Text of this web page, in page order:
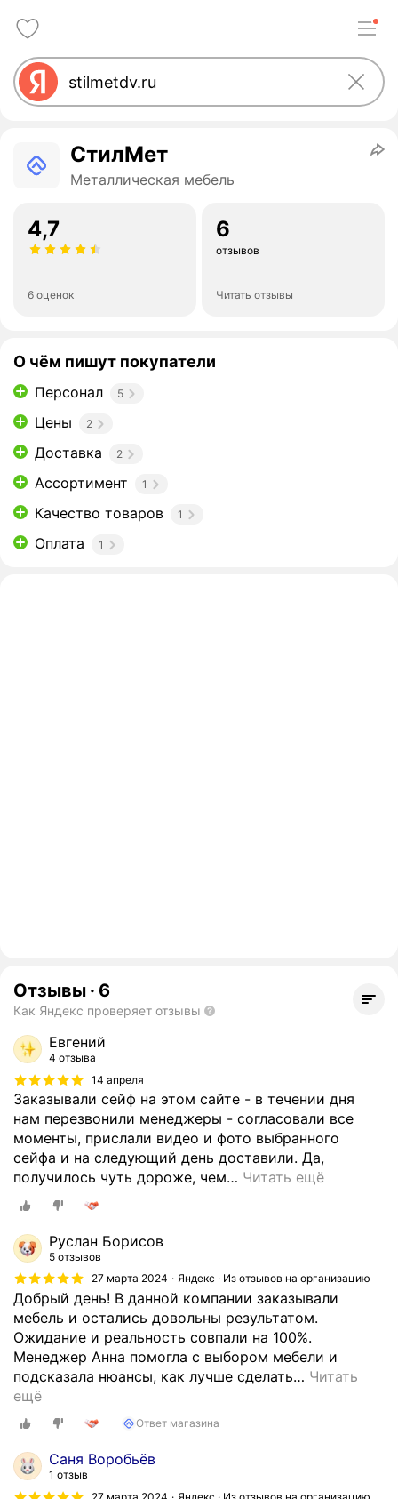
СтилМет
Металлическая мебель
4,7
6 оценок
6
отзывов
Читать отзывы
О чём пишут покупатели
Персонал 5
Цены 2
Доставка 2
Ассортимент 1
Качество товаров 1
Оплата 1
Отзывы · 6
Как Яндекс проверяет отзывы
Евгений
4 отзыва
14 апреля
Заказывали сейф на этом сайте - в течении дня
нам перезвонили менеджеры - согласовали все
моменты, прислали видео и фото выбранного
сейфа и на следующий день доставили. Да,
получилось чуть дороже, чем… Читать ещё
Руслан Борисов
5 отзывов
27 марта 2024
Яндекс · Из отзывов на организацию
Добрый день! В данной компании заказывали
мебель и остались довольны результатом.
Ожидание и реальность совпали на 100%.
Менеджер Анна помогла с выбором мебели и
подсказала нюансы, как лучше сделать… Читать
ещё
Ответ магазина
Саня Воробьёв
1 отзыв